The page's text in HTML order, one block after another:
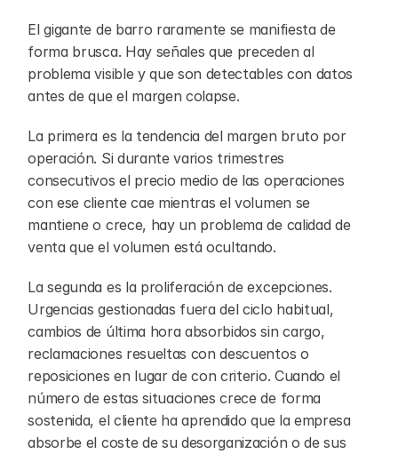
El gigante de barro raramente se manifiesta de
forma brusca. Hay señales que preceden al
problema visible y que son detectables con datos
antes de que el margen colapse.
La primera es la tendencia del margen bruto por
operación. Si durante varios trimestres
consecutivos el precio medio de las operaciones
con ese cliente cae mientras el volumen se
mantiene o crece, hay un problema de calidad de
venta que el volumen está ocultando.
La segunda es la proliferación de excepciones.
Urgencias gestionadas fuera del ciclo habitual,
cambios de última hora absorbidos sin cargo,
reclamaciones resueltas con descuentos o
reposiciones en lugar de con criterio. Cuando el
número de estas situaciones crece de forma
sostenida, el cliente ha aprendido que la empresa
absorbe el coste de su desorganización o de sus